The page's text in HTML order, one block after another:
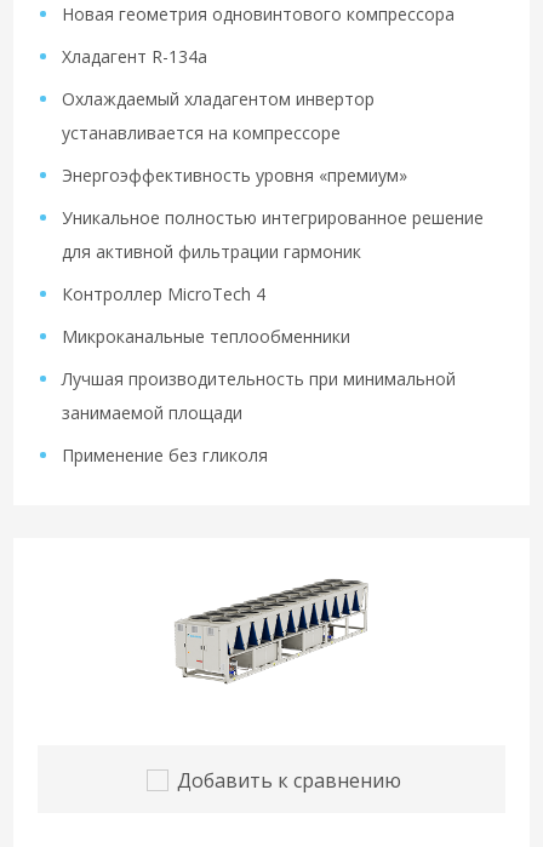
Новая геометрия одновинтового компрессора
Хладагент R-134a
Охлаждаемый хладагентом инвертор
устанавливается на компрессоре
Энергоэффективность уровня «премиум»
Уникальное полностью интегрированное решение
для активной фильтрации гармоник
Контроллер MicroTech 4
Микроканальные теплообменники
Лучшая производительность при минимальной
занимаемой площади
Применение без гликоля
Добавить к сравнению